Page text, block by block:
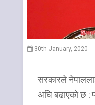
30th January, 2020
सरकारले
अघि बढाएको छ :